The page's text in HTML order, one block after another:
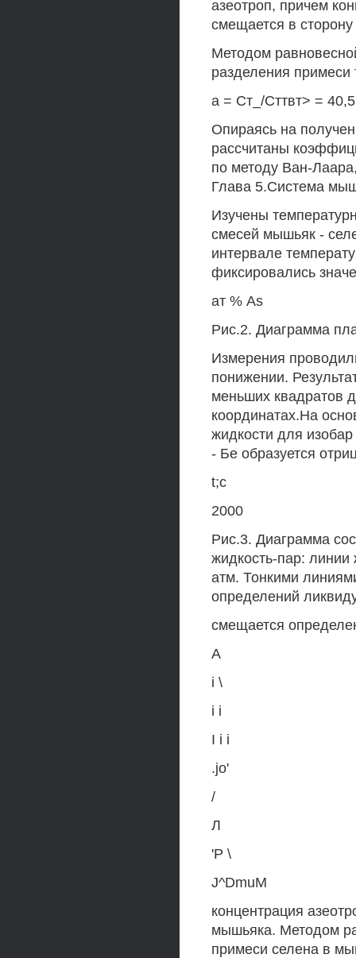
азеотроп, причем
смещается в
Методом
разделения
а = Ст_/Сттвт> =
Опираясь на
рассчитаны
по методу Ван-
Глава 5.Система
Изучены
смесей мышьяк -
интервале
фиксировались
ат % As
Рис.2. Диаграмма
Измерения
понижении.
меньших квадратов
координатах.На
жидкости для
- Бе образуется
t;c
2000
Рис.3. Диаграмма
жидкость-пар:
атм. Тонкими
определений
смещается
А
i \
i i
I i i
.jo'
/
Л
'Р \
J^DmuM
концентрация
мышьяка. Методом
примеси селена в